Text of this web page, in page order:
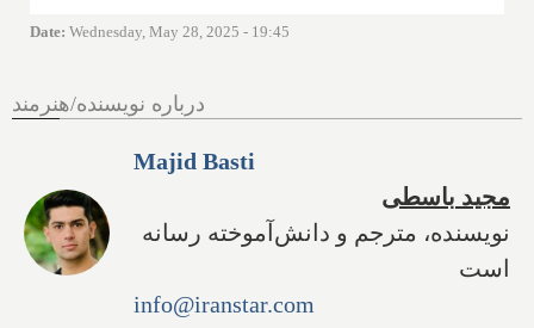
Date: Wednesday, May 28, 2025 - 19:45
درباره نویسنده/هنرمند
Majid Basti
مجید باسطی
نویسنده، مترجم و دانش‌آموخته رسانه
است
info@iranstar.com